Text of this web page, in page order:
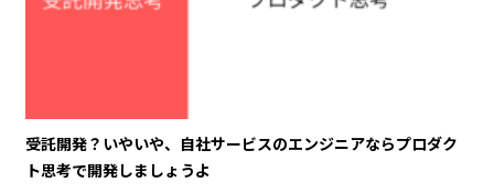
受託開発？いやいや、自社サービスのエンジニアならプロダク
ト思考で開発しましょうよ